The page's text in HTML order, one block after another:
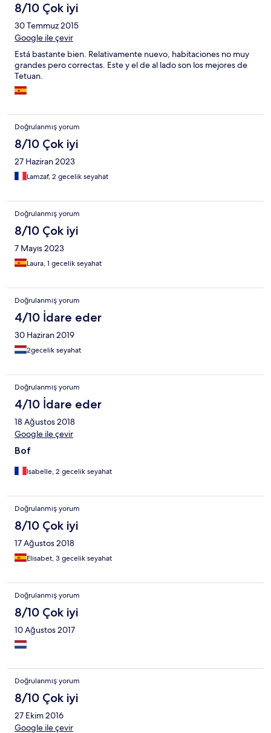
8/10 Çok iyi
30 Temmuz 2015
Google ile çevir
Está bastante bien. Relativamente nuevo, habitaciones no muy
grandes pero correctas. Este y el de al lado son los mejores de
Tetuan.
Doğrulanmış yorum
8/10 Çok iyi
27 Haziran 2023
Lamzaf, 2 gecelik seyahat
Doğrulanmış yorum
8/10 Çok iyi
7 Mayıs 2023
Laura, 1 gecelik seyahat
Doğrulanmış yorum
4/10 İdare eder
30 Haziran 2019
2gecelik seyahat
Doğrulanmış yorum
4/10 İdare eder
18 Ağustos 2018
Google ile çevir
Bof
Isabelle, 2 gecelik seyahat
Doğrulanmış yorum
8/10 Çok iyi
17 Ağustos 2018
Elisabet, 3 gecelik seyahat
Doğrulanmış yorum
8/10 Çok iyi
10 Ağustos 2017
Doğrulanmış yorum
8/10 Çok iyi
27 Ekim 2016
Google ile çevir